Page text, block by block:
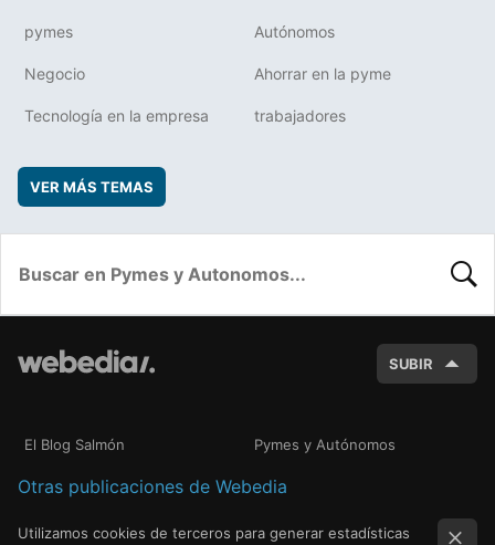
pymes Autónomos
Negocio Ahorrar en la pyme
Tecnología en la empresa trabajadores
VER MÁS TEMAS
SUBIR
El Blog Salmón Pymes y Autónomos
Otras publicaciones de Webedia
Utilizamos cookies de terceros para generar estadísticas